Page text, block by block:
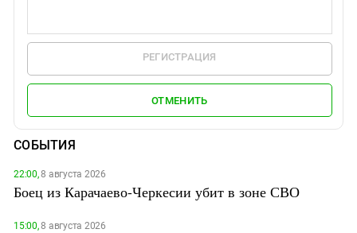
РЕГИСТРАЦИЯ
ОТМЕНИТЬ
СОБЫТИЯ
22:00,8 августа 2026
Боец из Карачаево-Черкесии убит в зоне СВО
15:00,8 августа 2026